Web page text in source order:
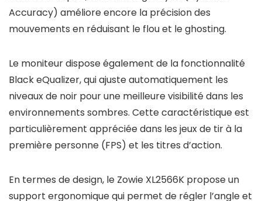
Accuracy) améliore encore la précision des
mouvements en réduisant le flou et le ghosting.
Le moniteur dispose également de la fonctionnalité
Black eQualizer, qui ajuste automatiquement les
niveaux de noir pour une meilleure visibilité dans les
environnements sombres. Cette caractéristique est
particulièrement appréciée dans les jeux de tir à la
première personne (FPS) et les titres d’action.
En termes de design, le Zowie XL2566K propose un
support ergonomique qui permet de régler l’angle et